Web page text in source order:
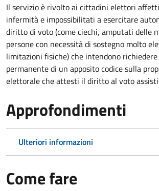
Il servizio è rivolto ai cittadini elettori
infermità e impossibilitati a esercitare
diritto di voto (come ciechi, amputati delle
persone con necessità di sostegno molto
limitazioni fisiche) che intendono
permanente di un apposito codice sulla
elettorale che attesti il diritto al voto
Approfondimenti
Ulteriori informazioni
Come fare